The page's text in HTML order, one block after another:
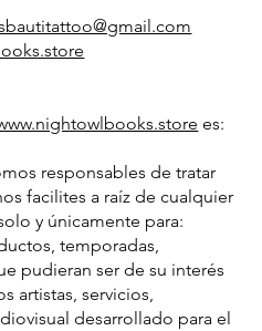
es:
responsables de tratar
facilites a raíz de cualquier
y únicamente para:
temporadas,
pudieran ser de su interés
artistas, servicios,
desarrollado para el